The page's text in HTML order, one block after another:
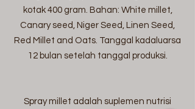
kotak 400 gram. Bahan: White millet,
Canary seed, Niger Seed, Linen Seed,
Red Millet and Oats. Tanggal kadaluarsa
12 bulan setelah tanggal produksi.
Spray millet adalah suplemen nutrisi